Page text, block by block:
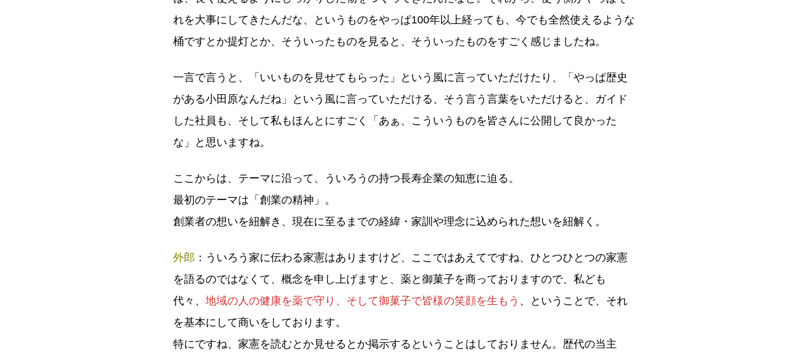
れを大事にしてきたんだな、というものをやっぱ100年以上経っても、今でも全然使えるような
桶ですとか提灯とか、そういったものを見ると、そういったものをすごく感じましたね。
一言で言うと、「いいものを見せてもらった」という風に言っていただけたり、「やっぱ歴史
がある小田原なんだね」という風に言っていただける、そう言う言葉をいただけると、ガイド
した社員も、そして私もほんとにすごく「あぁ、こういうものを皆さんに公開して良かった
な」と思いますね。
ここからは、テーマに沿って、ういろうの持つ長寿企業の知恵に迫る。
最初のテーマは「創業の精神」。
創業者の想いを紐解き、現在に至るまでの経緯・家訓や理念に込められた想いを紐解く。
外郎 ：ういろう家に伝わる家憲はありますけど、ここではあえてですね、ひとつひとつの家憲
を語るのではなくて、概念を申し上げますと、薬と御菓子を商っておりますので、私ども
代々、 地域の人の健康を薬で守り、そして御菓子で皆様の笑顔を生もう 、ということで、それ
を基本にして商いをしております。
特にですね、家憲を読むとか見せるとか掲示するということはしておりません。歴代の当主